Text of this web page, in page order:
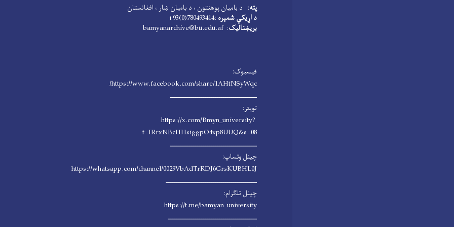
پته: د بامیان پوهنتون ، د بامیان ښار ، افغانستان
د اړیکې شمېره :780493414(0)93+
بریښنالیک: bamyanarchive@bu.edu.af
فیسبوک:
https://www.facebook.com/share/1AHtNSyWqc/
ـــــــــــــــــــــــــــــــــــــــــــ
تویتر:
https://x.com/Bmyn_university?
t=IRrxNBcHHsiggpO4xp8UUQ&s=08
ـــــــــــــــــــــــــــــــــــــــــــ
چینل وتساپ:
https://whatsapp.com/channel/0029VbAdTrRDJ6GrsKUBHL0J
ـــــــــــــــــــــــــــــــــــــــــــــ
چینل تلگرام:
https://t.me/bamyan_university
ــــــــــــــــــــــــــــــــــــــــــــ